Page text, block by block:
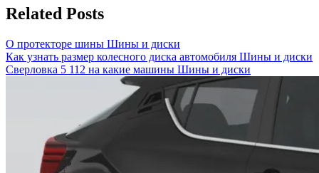
Related Posts
О протекторе шины Шины и диски
Как узнать размер колесного диска автомобиля Шины и диски
Сверловка 5 112 на какие машины Шины и диски